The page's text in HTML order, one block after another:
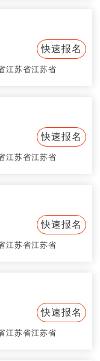
快速报名
江苏省江苏省
快速报名
江苏省江苏省
快速报名
江苏省江苏省
快速报名
江苏省江苏省